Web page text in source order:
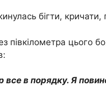
бігти,
півкілометра цього
все в порядку. Я